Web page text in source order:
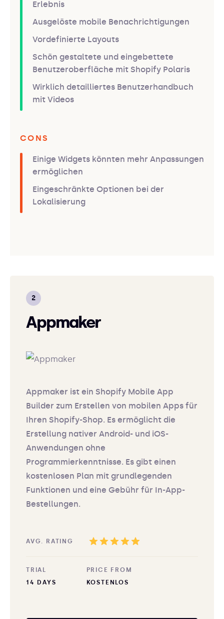
Erlebnis
Ausgelöste mobile Benachrichtigungen
Vordefinierte Layouts
Schön gestaltete und eingebettete
Benutzeroberfläche mit Shopify Polaris
Wirklich detailliertes Benutzerhandbuch
mit Videos
CONS
Einige Widgets könnten mehr Anpassungen
ermöglichen
Eingeschränkte Optionen bei der
Lokalisierung
Appmaker
Appmaker ist ein Shopify Mobile App
Builder zum Erstellen von mobilen Apps für
Ihren Shopify-Shop. Es ermöglicht die
Erstellung nativer Android- und iOS-
Anwendungen ohne
Programmierkenntnisse. Es gibt einen
kostenlosen Plan mit grundlegenden
Funktionen und eine Gebühr für In-App-
Bestellungen.
AVG. RATING
TRIAL
14 DAYS
PRICE FROM
KOSTENLOS